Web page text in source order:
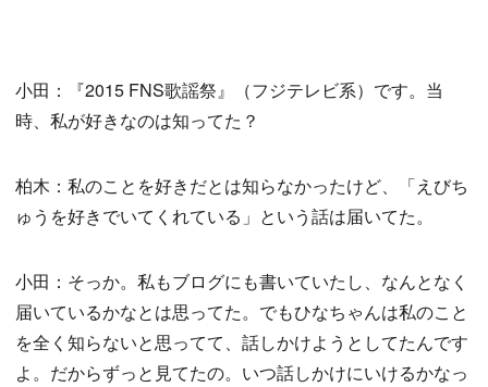
小田：『2015 FNS歌謡祭』（フジテレビ系）です。当
時、私が好きなのは知ってた？
柏木：私のことを好きだとは知らなかったけど、「えびち
ゅうを好きでいてくれている」という話は届いてた。
小田：そっか。私もブログにも書いていたし、なんとなく
届いているかなとは思ってた。でもひなちゃんは私のこと
を全く知らないと思ってて、話しかけようとしてたんです
よ。だからずっと見てたの。いつ話しかけにいけるかなっ